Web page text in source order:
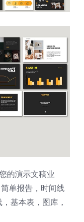
的演示文稿业
单报告，时间线
基本表，图库，